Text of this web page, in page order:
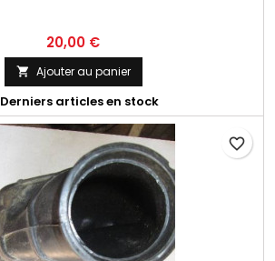
20,00 €
 Ajouter au panier
Derniers articles en stock
favorite_border